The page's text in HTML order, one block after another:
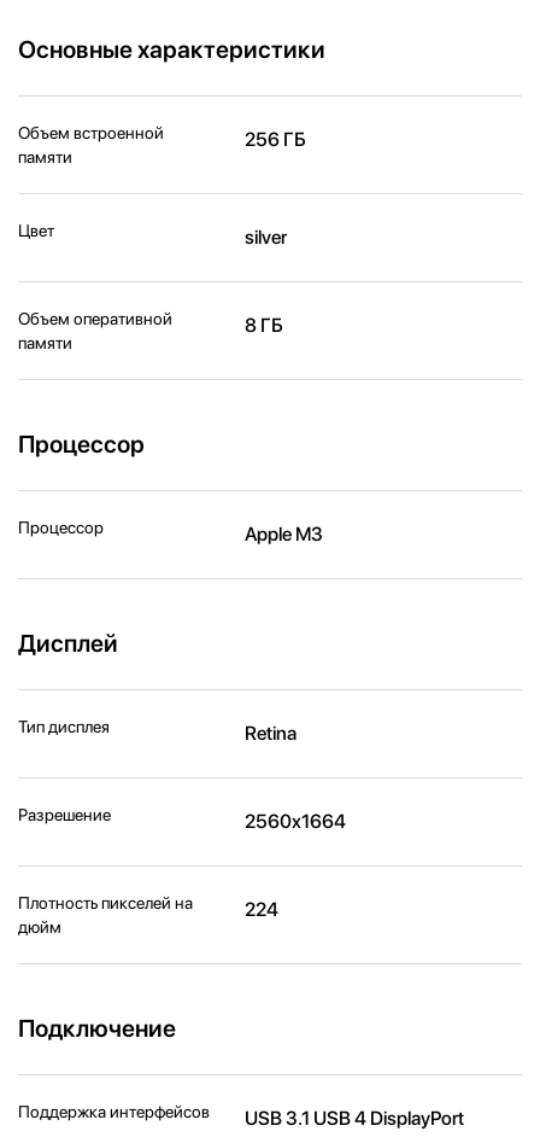
Основные характеристики
Объем встроенной
памяти
256 ГБ
Цвет silver
Объем оперативной
памяти
8 ГБ
Процессор
Процессор Apple M3
Дисплей
Тип дисплея Retina
Разрешение 2560x1664
Плотность пикселей на
дюйм
224
Подключение
Поддержка интерфейсов
USB 3.1 USB 4 DisplayPort